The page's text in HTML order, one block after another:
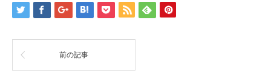
前の記事